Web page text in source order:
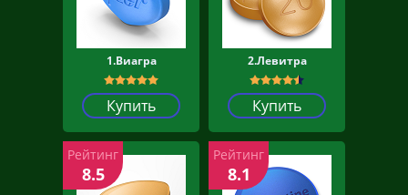
1.Виагра
Купить
2.Левитра
Купить
Рейтинг
8.5
Рейтинг
8.1